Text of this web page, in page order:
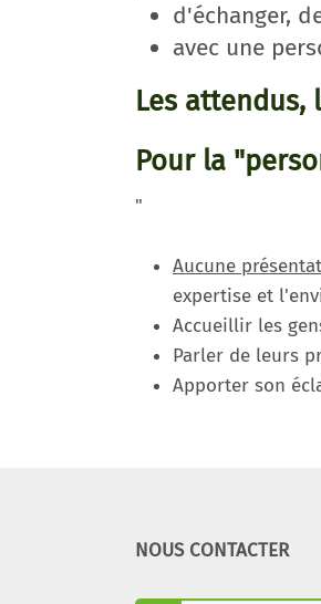
d'échanger,
avec une
Les attendus,
Pour la
"
Aucune
expertise et
Accueillir les
Parler de leurs
Apporter son
NOUS CONTACTER